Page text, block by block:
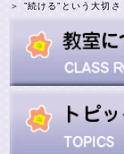
＞ ”続ける”という大切さ